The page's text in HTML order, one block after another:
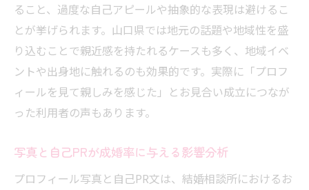
ること、過度な自己アピールや抽象的な表現は避けるこ
とが挙げられます。山口県では地元の話題や地域性を盛
り込むことで親近感を持たれるケースも多く、地域イベ
ントや出身地に触れるのも効果的です。実際に「プロフ
ィールを見て親しみを感じた」とお見合い成立につなが
った利用者の声もあります。
写真と自己PRが成婚率に与える影響分析
プロフィール写真と自己PR文は、結婚相談所におけるお